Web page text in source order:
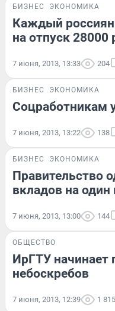
БИЗНЕС ЭКОНОМИКА
Каждый
на отпуск 28000
7 июня, 2013, 13:33 204
БИЗНЕС ЭКОНОМИКА
Соцработникам
7 июня, 2013, 13:22 138
БИЗНЕС ЭКОНОМИКА
Правительство
вкладов на
7 июня, 2013, 13:00 144
ОБЩЕСТВО
ИрГТУ начинает
небоскребов
7 июня, 2013, 12:39 1 815